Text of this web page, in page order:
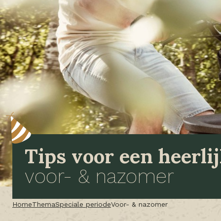
Tips voor een
voor- & nazomer
HomeThemaSpeciale periodeVoor- & nazomer